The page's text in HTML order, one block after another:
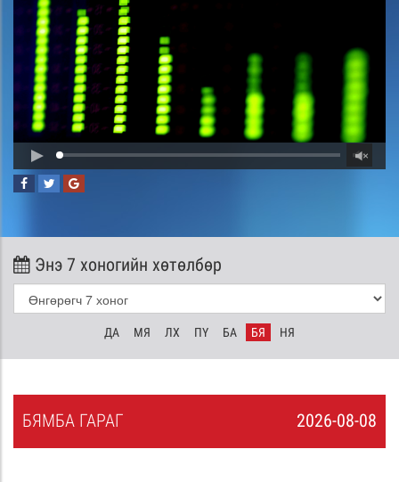
Энэ 7 хоногийн хөтөлбөр
ДА МЯ ЛХ ПҮ БА БЯ НЯ
2026-08-08
БЯМБА ГАРАГ